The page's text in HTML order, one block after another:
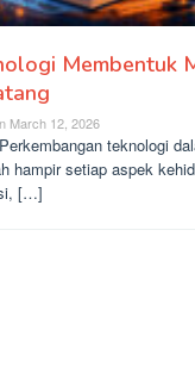
Membentuk
March 12, 2026
teknologi
hampir setiap aspek
[…]